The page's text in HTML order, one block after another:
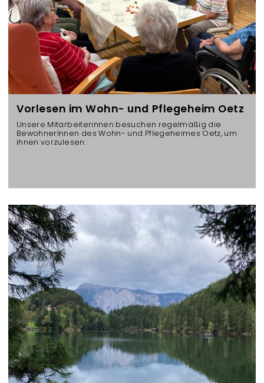
Vorlesen im Wohn- und Pflegeheim Oetz
Unsere Mitarbeiterinnen besuchen regelmäßig die
BewohnerInnen des Wohn- und Pflegeheimes Oetz, um
ihnen vorzulesen.